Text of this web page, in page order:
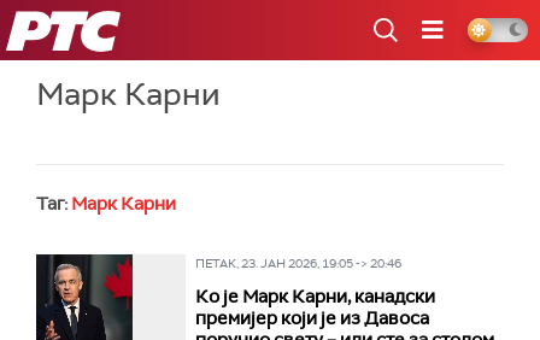
РТС
Марк Карни
Таг: Марк Карни
ПЕТАК, 23. ЈАН 2026, 19:05 -> 20:46
Ко је Марк Карни, канадски
премијер који је из Давоса